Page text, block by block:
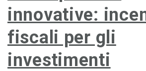
innovative:
fiscali per gli
investimenti